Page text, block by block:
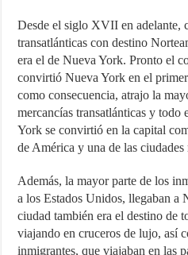
Desde el siglo XVII en adelante,
transatlánticas con destino
era el de Nueva York. Pronto el
convirtió Nueva York en el
como consecuencia, atrajo la
mercancías transatlánticas y todo
York se convirtió en la capital
de América y una de las
Además, la mayor parte de los
a los Estados Unidos, llegaban a
ciudad también era el destino de
viajando en cruceros de lujo, así
inmigrantes, que viajaban en las